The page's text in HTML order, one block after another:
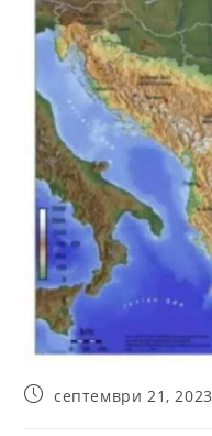
септември 21, 2023